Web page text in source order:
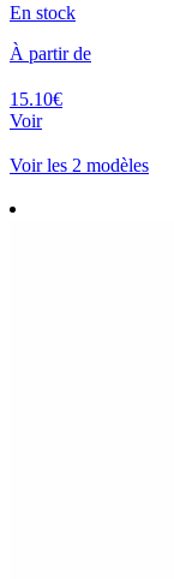
En stock
À partir de
15.10€
Voir
Voir les 2 modèles